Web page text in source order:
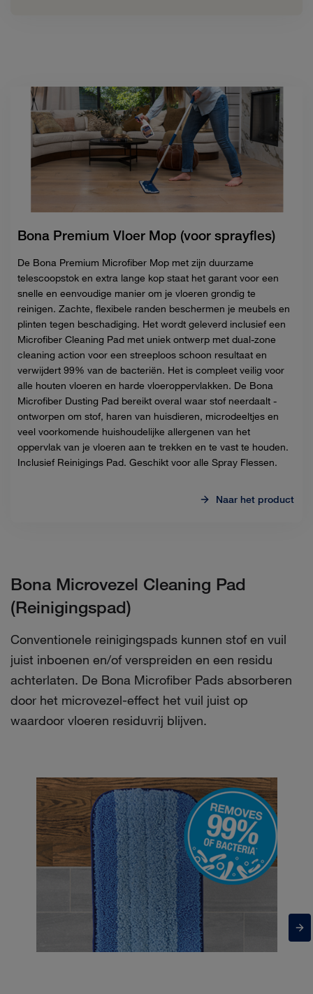
Bona Premium Vloer Mop (voor sprayfles)
De Bona Premium Microfiber Mop met zijn duurzame
telescoopstok en extra lange kop staat het garant voor een
snelle en eenvoudige manier om je vloeren grondig te
reinigen. Zachte, flexibele randen beschermen je meubels en
plinten tegen beschadiging. Het wordt geleverd inclusief een
Microfiber Cleaning Pad met uniek ontwerp met dual-zone
cleaning action voor een streeploos schoon resultaat en
verwijdert 99% van de bacteriën. Het is compleet veilig voor
alle houten vloeren en harde vloeroppervlakken. De Bona
Microfiber Dusting Pad bereikt overal waar stof neerdaalt -
ontworpen om stof, haren van huisdieren, microdeeltjes en
veel voorkomende huishoudelijke allergenen van het
oppervlak van je vloeren aan te trekken en te vast te houden.
Inclusief Reinigings Pad. Geschikt voor alle Spray Flessen.
Naar het product
Bona Microvezel Cleaning Pad
(Reinigingspad)
Conventionele reinigingspads kunnen stof en vuil
juist inboenen en/of verspreiden en een residu
achterlaten. De Bona Microfiber Pads absorberen
door het microvezel-effect het vuil juist op
waardoor vloeren residuvrij blijven.